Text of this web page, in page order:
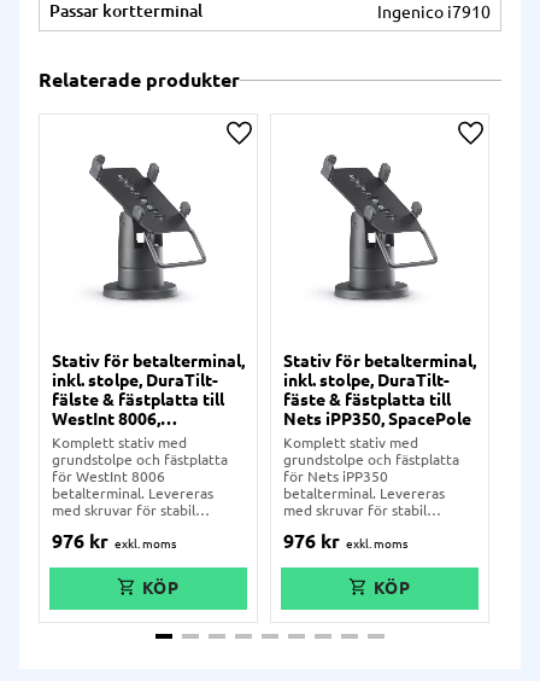
Passar kortterminal
Ingenico i7910
Relaterade produkter
Stativ för betalterminal,
inkl. stolpe, DuraTilt-
fälste & fästplatta till
WestInt 8006,
SpacePole
Komplett stativ med
grundstolpe och fästplatta
för WestInt 8006
betalterminal. Levereras
med skruvar för stabil
självhäftande klisterring för
exempelvis glasdisk. Kablage
kan behändligt dras genom
röret.
976 kr
Lägg till i önskelista
Stativ för betalterminal,
inkl. stolpe, DuraTilt-
fäste & fästplatta till
Nets iPP350, SpacePole
Komplett stativ med
grundstolpe och fästplatta
för Nets iPP350
betalterminal. Levereras
med skruvar för stabil
självhäftande klisterring för
exempelvis glasdisk. Kablage
kan behändligt dras genom
röret.
976 kr
Lägg till